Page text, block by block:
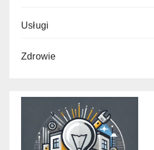
Usługi
Zdrowie